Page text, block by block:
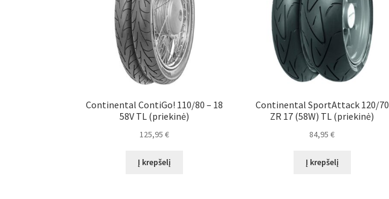
Continental ContiGo! 110/80 – 18
58V TL (priekinė)
125,95€
Į krepšelį
Continental SportAttack 120/70
ZR 17 (58W) TL (priekinė)
84,95€
Į krepšelį